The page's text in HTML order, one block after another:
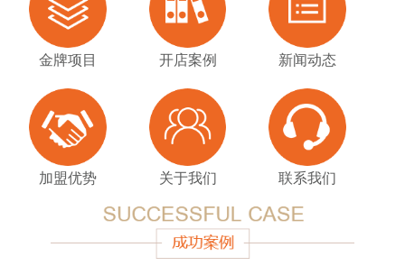
金牌项目 开店案例 新闻动态
加盟优势 关于我们 联系我们